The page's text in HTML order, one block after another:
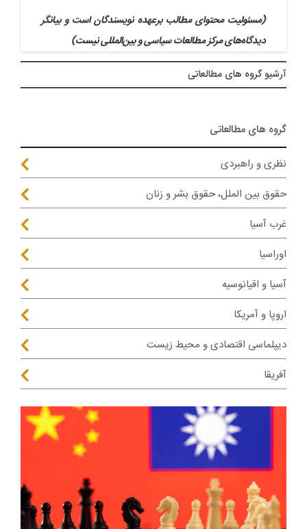
(مسئولیت محتوای مطالب برعهده نویسندگان است و بیانگر
دیدگاه‌های مرکز مطالعات سیاسی و بین‌المللی نیست)
آرشيو گروه های مطالعاتی
گروه های مطالعاتی
نظری و راهبردی
حقوق بین الملل، حقوق بشر و زنان
غرب آسیا
اوراسیا
آسیا و اقیانوسیه
اروپا و آمریکا
دیپلماسی اقتصادی و محیط زیست
آفریقا